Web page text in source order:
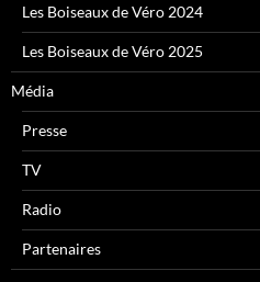
Les Boiseaux de Véro 2024
Les Boiseaux de Véro 2025
Média
Presse
TV
Radio
Partenaires